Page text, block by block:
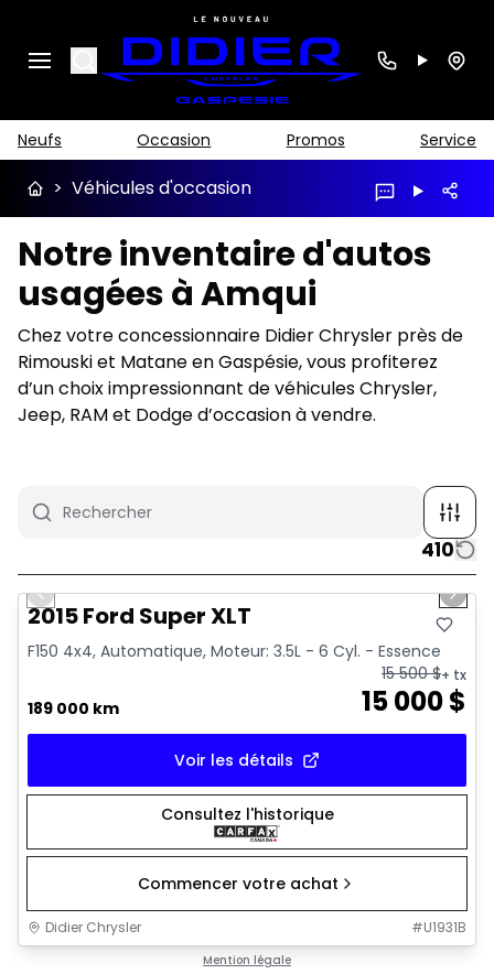
Search
Neufs Occasion Promos Service
> Véhicules d'occasion
Notre inventaire d'autos
usagées à Amqui
Chez votre concessionnaire Didier Chrysler près de
Rimouski et Matane en Gaspésie, vous profiterez
d’un choix impressionnant de véhicules Chrysler,
Jeep, RAM et Dodge d’occasion à vendre.
410
1/10
Previous slide Next
2015 Ford Super XLT
F150 4x4, Automatique, Moteur: 3.5L - 6 Cyl. - Essence
189 000 km 15 000$
15 500$+ tx
Voir les détails
Consultez l'historique
Commencer votre achat
Didier Chrysler #U1931B
Mention légale